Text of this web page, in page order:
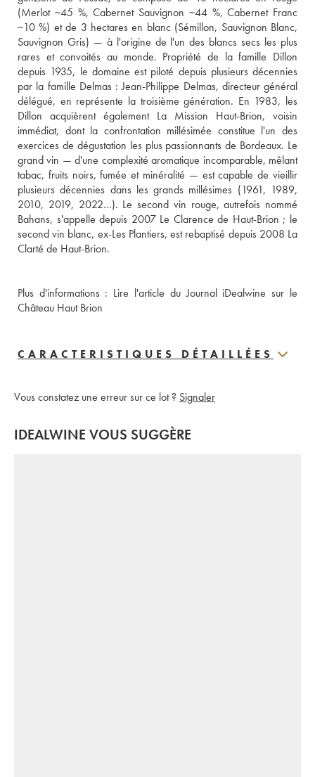
(Merlot ~45 %, Cabernet Sauvignon ~44 %, Cabernet Franc
~10 %) et de 3 hectares en blanc (Sémillon, Sauvignon Blanc,
Sauvignon Gris) — à l'origine de l'un des blancs secs les plus
rares et convoités au monde. Propriété de la famille Dillon
depuis 1935, le domaine est piloté depuis plusieurs décennies
par la famille Delmas : Jean-Philippe Delmas, directeur général
délégué, en représente la troisième génération. En 1983, les
Dillon acquièrent également La Mission Haut-Brion, voisin
immédiat, dont la confrontation millésimée constitue l'un des
exercices de dégustation les plus passionnants de Bordeaux. Le
grand vin — d'une complexité aromatique incomparable, mêlant
tabac, fruits noirs, fumée et minéralité — est capable de vieillir
plusieurs décennies dans les grands millésimes (1961, 1989,
2010, 2019, 2022…). Le second vin rouge, autrefois nommé
Bahans, s'appelle depuis 2007 Le Clarence de Haut-Brion ; le
second vin blanc, ex-Les Plantiers, est rebaptisé depuis 2008 La
Plus d'informations : Lire l'article du Journal iDealwine sur le
Château Haut Brion
CARACTERISTIQUES DÉTAILLÉES
Vous constatez une erreur sur ce lot ? Signaler
IDEALWINE VOUS SUGGÈRE